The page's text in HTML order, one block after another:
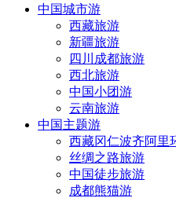
中国城市游
西藏旅游
新疆旅游
四川成都旅游
西北旅游
中国小团游
云南旅游
中国主题游
西藏冈仁波齐阿里
丝绸之路旅游
中国徒步旅游
成都熊猫游